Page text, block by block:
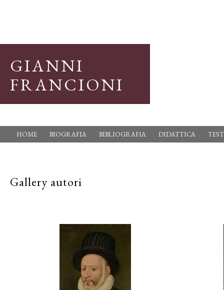
GIANNI
FRANCIONI
HOME BIOGRAFIA BIBLIOGRAFIA DIDATTICA
Gallery autori